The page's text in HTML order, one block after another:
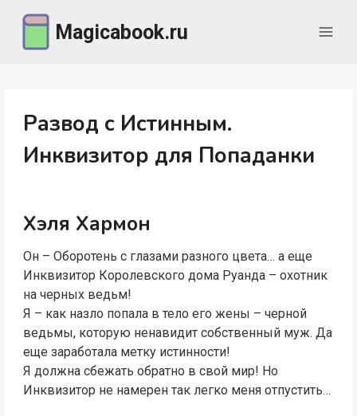
содержимому
Magicabook.ru
Развод с Истинным.
Инквизитор для Попаданки
Хэля Хармон
Он – Оборотень с глазами разного цвета… а еще
Инквизитор Королевского дома Руанда – охотник
на черных ведьм!
Я – как назло попала в тело его жены – черной
ведьмы, которую ненавидит собственный муж. Да
еще заработала метку истинности!
Я должна сбежать обратно в свой мир! Но
Инквизитор не намерен так легко меня отпустить…